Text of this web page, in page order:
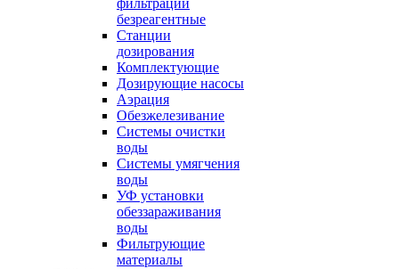
фильтрации
безреагентные
Станции
дозирования
Комплектующие
Дозирующие насосы
Аэрация
Обезжелезивание
Системы очистки
воды
Системы умягчения
воды
УФ установки
обеззараживания
воды
Фильтрующие
материалы